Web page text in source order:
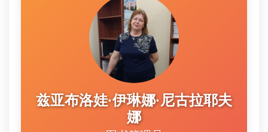
兹亚布洛娃·伊琳娜·尼古拉耶夫
娜